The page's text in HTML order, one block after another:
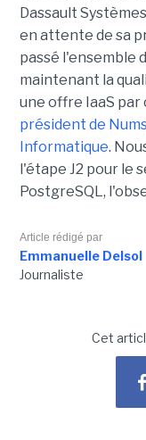
Dassault
en attente de sa
passé l'ensemble
maintenant la
une offre IaaS
président de
Informatique.
l'étape J2 pour le
PostgreSQL,
Article rédigé par
Emmanuelle Delsol
Journaliste
Cet